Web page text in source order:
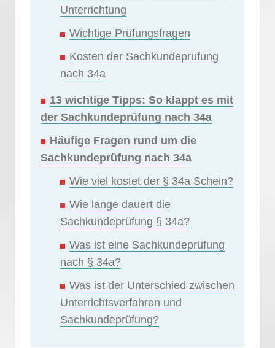
Unterrichtung
Wichtige Prüfungsfragen
Kosten der Sachkundeprüfung
nach 34a
13 wichtige Tipps: So klappt es mit
der Sachkundeprüfung nach 34a
Häufige Fragen rund um die
Sachkundeprüfung nach 34a
Wie viel kostet der § 34a Schein?
Wie lange dauert die
Sachkundeprüfung § 34a?
Was ist eine Sachkundeprüfung
nach § 34a?
Was ist der Unterschied zwischen
Unterrichtsverfahren und
Sachkundeprüfung?